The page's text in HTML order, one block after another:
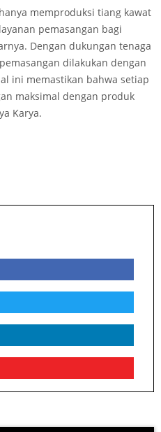
memproduksi tiang kawat
pemasangan bagi
Dengan dukungan tenaga
dilakukan dengan
ini memastikan bahwa setiap
maksimal dengan produk
Karya.